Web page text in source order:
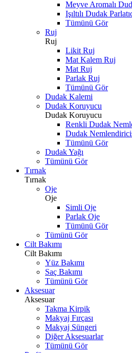
Meyve Aromalı
Işıltılı Dudak
Tümünü Gör
Ruj
Ruj
Likit Ruj
Mat Kalem Ruj
Mat Ruj
Parlak Ruj
Tümünü Gör
Dudak Kalemi
Dudak Koruyucu
Dudak Koruyucu
Renkli Dudak
Dudak
Tümünü Gör
Dudak Yağı
Tümünü Gör
Tırnak
Tırnak
Oje
Oje
Simli Oje
Parlak Oje
Tümünü Gör
Tümünü Gör
Cilt Bakımı
Cilt Bakımı
Yüz Bakımı
Saç Bakımı
Tümünü Gör
Aksesuar
Aksesuar
Takma Kirpik
Makyaj Fırçası
Makyaj Süngeri
Diğer Aksesuarlar
Tümünü Gör